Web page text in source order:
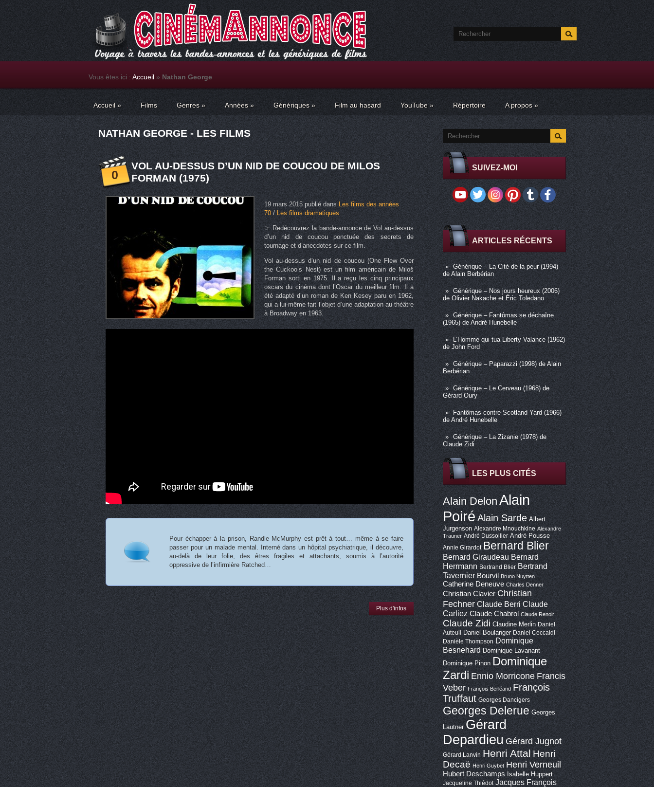
Vous êtes ici : Accueil » Nathan George
Accueil » Films Genres» Années » Génériques » Film au hasard YouTube » Répertoire A propos »
SUIVEZ-MOI
ARTICLES RÉCENTS
Générique – La Cité de la peur (1994)
de Alain Berbérian
Générique – Nos jours heureux (2006)
de Olivier Nakache et Éric Toledano
Générique – Fantômas se déchaîne
(1965) de André Hunebelle
L’Homme qui tua Liberty Valance (1962)
de John Ford
Générique – Paparazzi (1998) de Alain
Berbérian
Générique – Le Cerveau (1968) de
Gérard Oury
Fantômas contre Scotland Yard (1966)
de André Hunebelle
Générique – La Zizanie (1978) de
Claude Zidi
LES PLUS CITÉS
Alain DelonAlain
Poiré Alain Sarde Albert
Jurgenson Alexandre Mnouchkine Alexandre
Trauner André Dussollier André Pousse
Annie Girardot Bernard Blier
Bernard Giraudeau Bernard
Herrmann Bertrand Blier Bertrand
Tavernier Bourvil Bruno Nuytten
Catherine Deneuve Charles Denner
Christian Clavier Christian
Fechner Claude Berri Claude
Carliez Claude Chabrol Claude Renoir
Claude Zidi Claudine Merlin Daniel
Auteuil
Daniel Boulanger Daniel Ceccaldi
Danièle Thompson Dominique
Besnehard Dominique Lavanant
Dominique Pinon Dominique
Zardi Ennio Morricone Francis
Veber François Berléand François
Truffaut Georges Dancigers
Georges Delerue Georges
Lautner Gérard
Depardieu Gérard Jugnot
Gérard Lanvin Henri Attal Henri
Decaë Henri Guybet Henri Verneuil
Hubert Deschamps Isabelle Huppert
Jacqueline Thiédot Jacques François
NATHAN GEORGE - LES FILMS
0
VOL AU-DESSUS D’UN NID DE COUCOU DE MILOS
FORMAN (1975)
19 mars 2015publié dansLes films des années
70/ Les films dramatiques
☞ Redécouvrez la bande-annonce de Vol au-dessus
d’un nid de coucou ponctuée des secrets de
tournage et d’anecdotes sur ce film.
Vol au-dessus d’un nid de coucou (One Flew Over
the Cuckoo’s Nest) est un film américain de Miloš
Forman sorti en 1975. Il a reçu les cinq principaux
oscars du cinéma dont l’Oscar du meilleur film. Il a
été adapté d’un roman de Ken Kesey paru en 1962,
qui a lui-même fait l’objet d’une adaptation au théâtre
à Broadway en 1963.
Pour échapper à la prison, Randle McMurphy est prêt à tout… même à se faire
passer pour un malade mental. Interné dans un hôpital psychiatrique, il découvre,
au-delà de leur folie, des êtres fragiles et attachants, soumis à l’autorité
oppressive de l’infirmière Ratched…
Plus d'infos